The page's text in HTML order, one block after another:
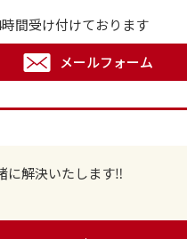
間受け付けております
メールフォーム
に解決いたします‼